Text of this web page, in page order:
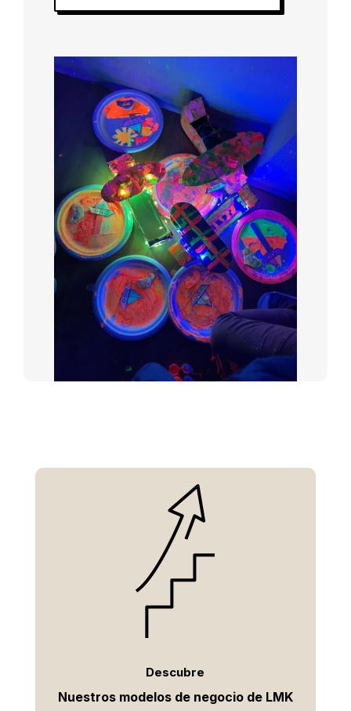
Descubre
Nuestros modelos de negocio de LMK